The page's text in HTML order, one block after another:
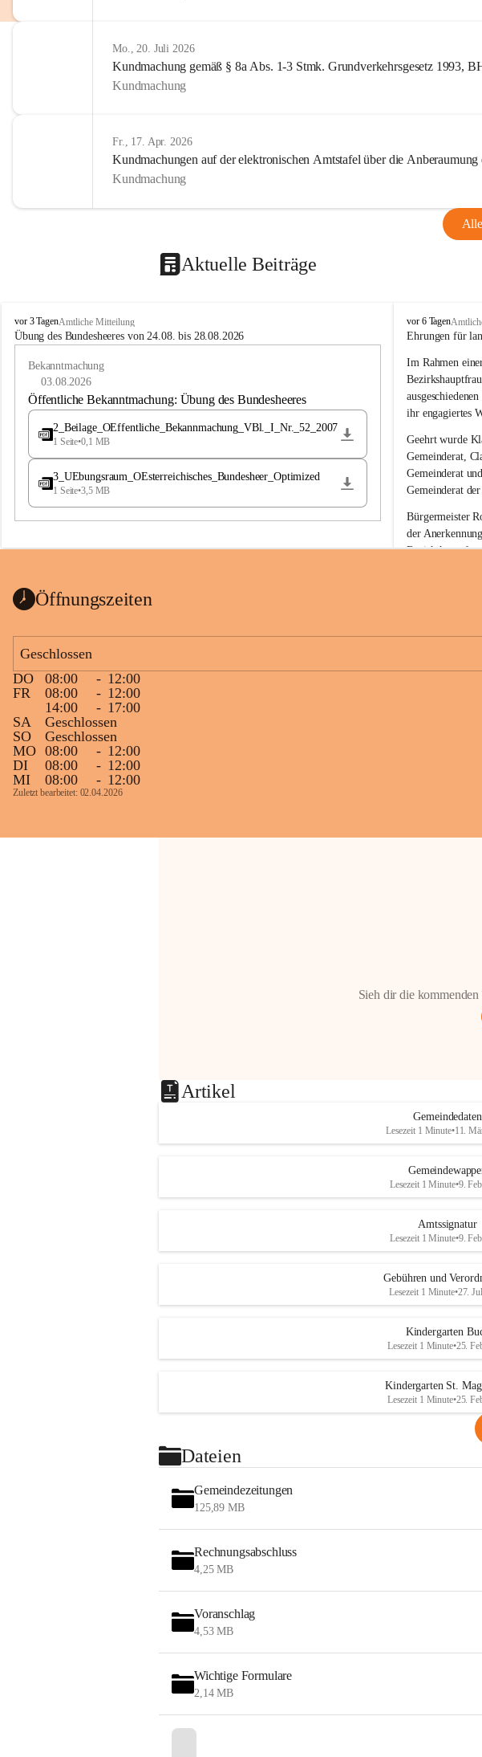
Mo., 20. Juli 2026
Kundmachung gemäß § 8a Abs. 1-3 Stmk. Grundverkehrsgesetz 1993,
Kundmachung
Fr., 17. Apr. 2026
Kundmachungen auf der elektronischen Amtstafel über die
Kundmachung
Aktuelle Beiträge
B
u
e
a
vor 3 TagenAmtliche Mitteilung
Übung des Bundesheeres von 24.08. bis 28.08.2026
Bekanntmachung
03.08.2026
Öffentliche Bekanntmachung: Übung des Bundesheeres
2_Beilage_OEffentliche_Bekannmachung_VBl._I_Nr._52_2007
1 Seite•0,1 MB
3_UEbungsraum_OEsterreichisches_Bundesheer_Optimized
1 Seite•3,5 MB
B
u
h
-
S
t
M
a
g
d
a
l
e
n
a
vor 6 Tagen
Ehrungen für
Im Rahmen
ihr engagiertes
Geehrt wurde
Gemeinderat,
Gemeinderat
Gemeinderat
Bürgermeister
der
Öffnungszeiten
Geschlossen
DO
08:00 - 12:00
FR
08:00 - 12:00
14:00
- 17:00
SA
Geschlossen
SO
Geschlossen
MO 08:00 - 12:00
DI
08:00 - 12:00
MI
08:00 - 12:00
Zuletzt bearbeitet: 02.04.2026
Sieh dir die
Artikel
Gemeindedaten
Lesezeit 1 Minute•11.
Lesezeit 1 Minute•9.
Amtssignatur
Lesezeit 1 Minute•9.
Gebühren und
Lesezeit 1 Minute•27.
Kindergarten
Lesezeit 1 Minute•25.
Kindergarten St.
Lesezeit 1 Minute•25.
Dateien
Gemeindezeitungen
125,89 MB
Rechnungsabschluss
4,25 MB
Voranschlag
4,53 MB
Wichtige Formulare
2,14 MB